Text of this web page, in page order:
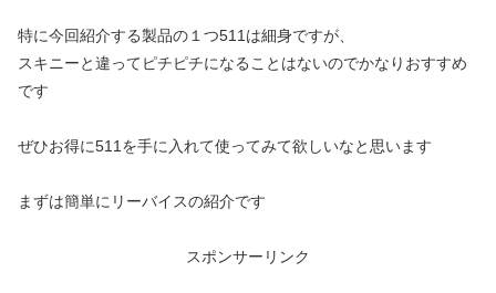
特に今回紹介する製品の１つ511は細身ですが、
スキニーと違ってピチピチになることはないのでかなりおすすめ
です
ぜひお得に511を手に入れて使ってみて欲しいなと思います
まずは簡単にリーバイスの紹介です
スポンサーリンク